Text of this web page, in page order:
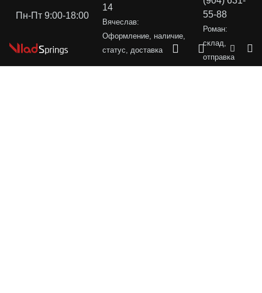
Пн-Пт 9:00-18:00
14
Вячеслав:
Оформление, наличие,
статус, доставка
55-88
Роман:
склад,
отправка